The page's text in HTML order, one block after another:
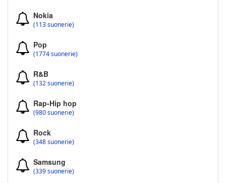
Nokia
(113 suonerie)
Pop
(1774 suonerie)
R&B
(132 suonerie)
Rap-Hip hop
(980 suonerie)
Rock
(348 suonerie)
Samsung
(339 suonerie)